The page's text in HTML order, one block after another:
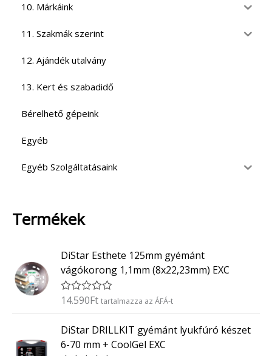
10. Márkáink
11. Szakmák szerint
12. Ajándék utalvány
13. Kert és szabadidő
Bérelhető gépeink
Egyéb
Egyéb Szolgáltatásaink
Termékek
DiStar Esthete 125mm gyémánt
vágókorong 1,1mm (8x22,23mm) EXC
É
é
k
e
14.590Ft tartalmazza az ÁFÁ-t
DiStar DRILLKIT gyémánt lyukfúró készet
6-70 mm + CoolGel EXC